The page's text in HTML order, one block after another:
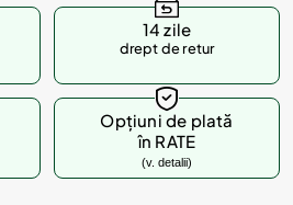
14 zile
drept de retur
Opțiuni de plată
în RATE
(v. detalii)